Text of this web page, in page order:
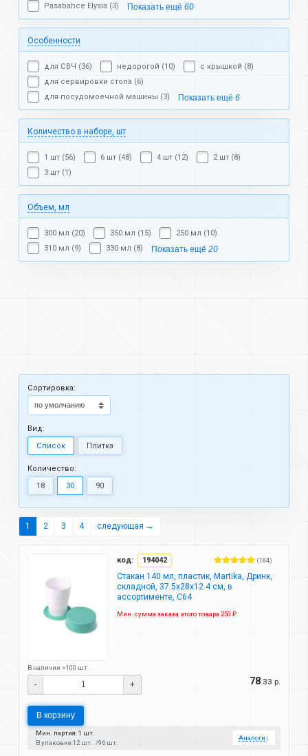
Pasabahce Elysia (3)
Показать ещё 60
Особенности
для СВЧ (36) недорогой (10)
с крышкой (8)
для сервировки стола (6)
для посудомоечной машины (3)
Показать ещё 6
Количество в наборе, шт
1 шт (56) 6 шт (48) 4 шт (12)
2 шт (8)
3 шт (1)
Объем, мл
300 мл (20) 350 мл (15)
250 мл (10)
310 мл (9)
330 мл (8) Показать ещё 20
Cортировка:
Вид:
Список
Плитка
Количество:
18
30 90
1 2 3 4 следующая →
код: 194042 (184)
Стакан 140 мл, пластик, Martika, Дринк,
складной, 37.5х28х12.4 см, в
ассортименте, С64
Мин. сумма заказа этого товара 250 ₽.
В наличии >100 шт.
- + 78.33 р.
В корзину
Мин. партия: 1 шт.
В упаковке:12 шт. 96 шт.
Аналоги↓